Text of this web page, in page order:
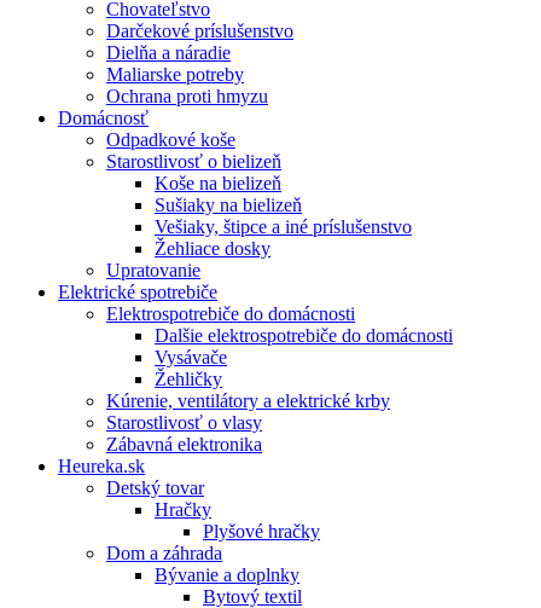
Chovateľstvo
Darčekové príslušenstvo
Dielňa a náradie
Maliarske potreby
Ochrana proti hmyzu
Domácnosť
Odpadkové koše
Starostlivosť o bielizeň
Koše na bielizeň
Sušiaky na bielizeň
Vešiaky, štipce a iné príslušenstvo
Žehliace dosky
Upratovanie
Elektrické spotrebiče
Elektrospotrebiče do domácnosti
Dalšie elektrospotrebiče do domácnosti
Vysávače
Žehličky
Kúrenie, ventilátory a elektrické krby
Starostlivosť o vlasy
Zábavná elektronika
Heureka.sk
Detský tovar
Hračky
Plyšové hračky
Dom a záhrada
Bývanie a doplnky
Bytový textil